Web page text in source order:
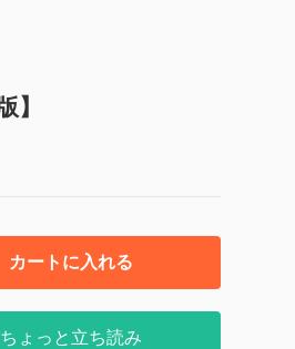
】
カートに入れる
ちょっと立ち読み